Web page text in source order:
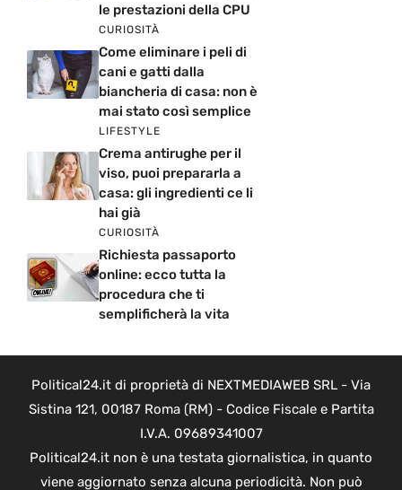
le prestazioni della CPU
CURIOSITÀ
Come eliminare i peli di
cani e gatti dalla
biancheria di casa: non è
mai stato così semplice
LIFESTYLE
Crema antirughe per il
viso, puoi prepararla a
casa: gli ingredienti ce li
hai già
CURIOSITÀ
Richiesta passaporto
online: ecco tutta la
procedura che ti
semplificherà la vita
Political24.it di proprietà di NEXTMEDIAWEB SRL - Via
Sistina 121, 00187 Roma (RM) - Codice Fiscale e Partita
I.V.A. 09689341007
Political24.it non è una testata giornalistica, in quanto
viene aggiornato senza alcuna periodicità. Non può